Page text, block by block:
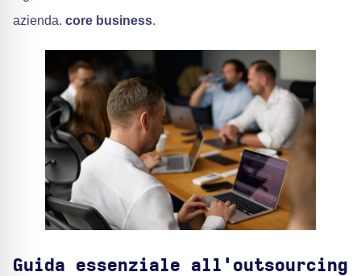
azienda. core business.
Guida essenziale all'outsourcing